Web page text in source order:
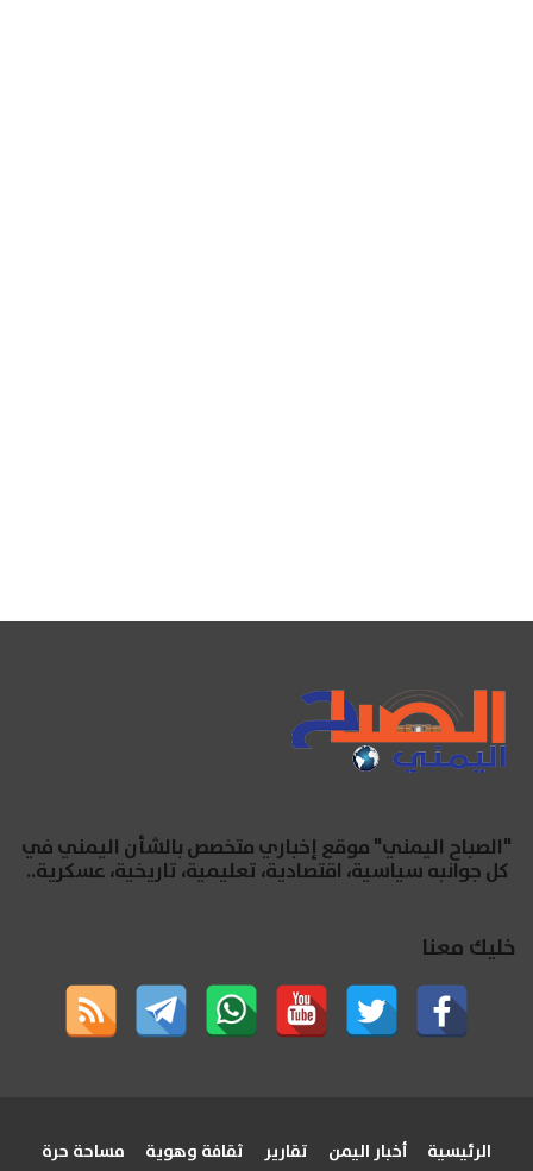
"الصباح اليمني" موقع إخباري متخصص بالشأن اليمني في
كل جوانبه سياسية، اقتصادية، تعليمية، تاريخية، عسكرية..
خليك معنا
الرئيسية أخبار اليمن تقارير ثقافة وهوية مساحة حرة